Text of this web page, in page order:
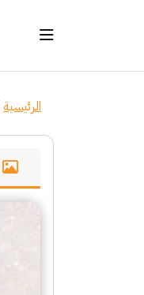
الرئيسية